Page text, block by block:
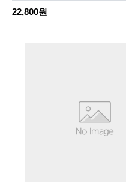
22,800원